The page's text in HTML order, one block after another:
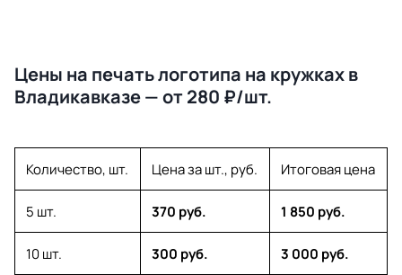
Цены на печать логотипа на кружках в
Владикавказе — от 280 ₽/шт.
Количество, шт. Цена за шт., руб. Итоговая цена
5 шт. 370 руб. 1 850 руб.
10 шт. 300 руб. 3 000 руб.